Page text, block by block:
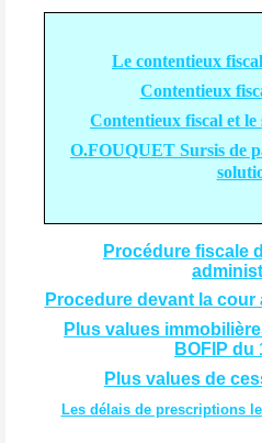
Le contentieux
Contentieux
Contentieux fiscal et le
O.FOUQUET Sursis de
Procédure fiscale
Procedure devant la cour
Plus values
BOFIP du
Plus values de
Les délais de prescriptions